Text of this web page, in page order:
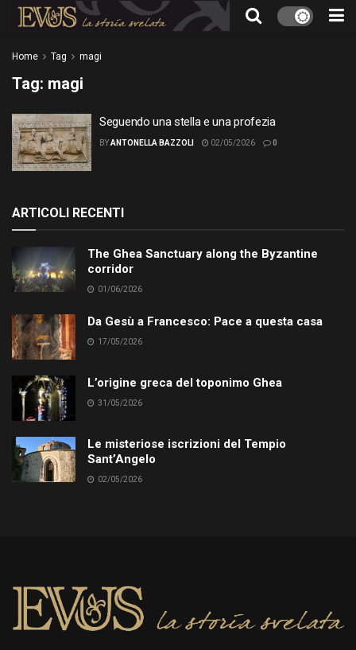
Home Tag magi
Tag: magi
Seguendo una stella e una profezia
BYANTONELLA BAZZOLI 02/05/2026 0
ARTICOLI RECENTI
The Ghea Sanctuary along the Byzantine
corridor
01/06/2026
Da Gesù a Francesco: Pace a questa casa
17/05/2026
L’origine greca del toponimo Ghea
31/05/2026
Le misteriose iscrizioni del Tempio
Sant’Angelo
02/05/2026